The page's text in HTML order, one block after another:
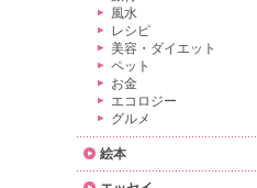
風水
レシピ
美容・ダイエット
ペット
お金
エコロジー
グルメ
絵本